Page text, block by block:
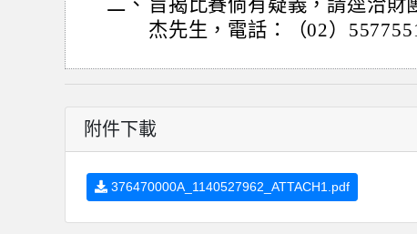
二、 旨揭比賽倘有疑義，請逕洽財
杰先生，電話：（02）
附件下載
376470000A_1140527962_ATTACH1.pdf